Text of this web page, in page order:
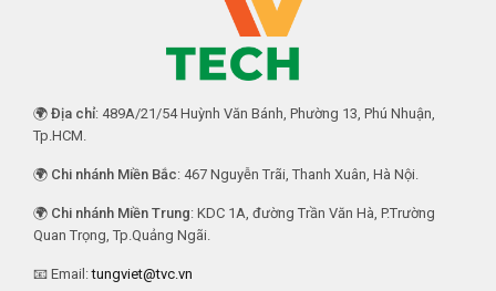
🌍 Địa chỉ: 489A/21/54 Huỳnh Văn Bánh, Phường 13, Phú Nhuận,
Tp.HCM.
🌍 Chi nhánh Miền Bắc: 467 Nguyễn Trãi, Thanh Xuân, Hà Nội.
🌍 Chi nhánh Miền Trung: KDC 1A, đường Trần Văn Hà, P.Trường
Quan Trọng, Tp.Quảng Ngãi.
📧 Email:tungviet@tvc.vn